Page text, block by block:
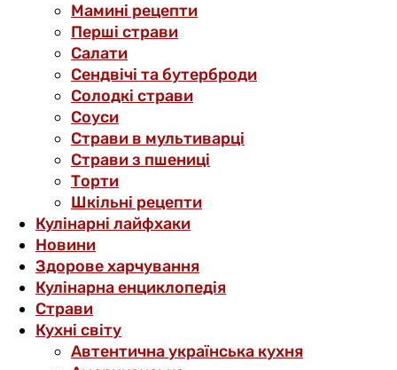
Мамині рецепти
Перші страви
Салати
Сендвічі та бутерброди
Солодкі страви
Соуси
Страви в мультиварці
Страви з пшениці
Торти
Шкільні рецепти
Кулінарні лайфхаки
Новини
Здорове харчування
Кулінарна енциклопедія
Страви
Кухні світу
Автентична українська кухня